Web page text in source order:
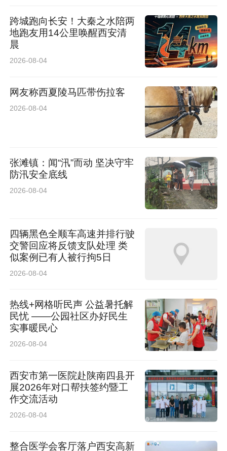
跨城跑向长安！大秦之水陪两
地跑友用14公里唤醒西安清
晨
2026-08-04
网友称西夏陵马匹带伤拉客
2026-08-04
张滩镇：闻“汛”而动 坚决守牢
防汛安全底线
2026-08-04
四辆黑色全顺车高速并排行驶
交警回应将反馈支队处理 类
似案例已有人被行拘5日
2026-08-04
热线+网格听民声 公益暑托解
民忧 ——公园社区办好民生
实事暖民心
2026-08-04
西安市第一医院赴陕南四县开
展2026年对口帮扶签约暨工
作交流活动
2026-08-04
整合医学会客厅落户西安高新